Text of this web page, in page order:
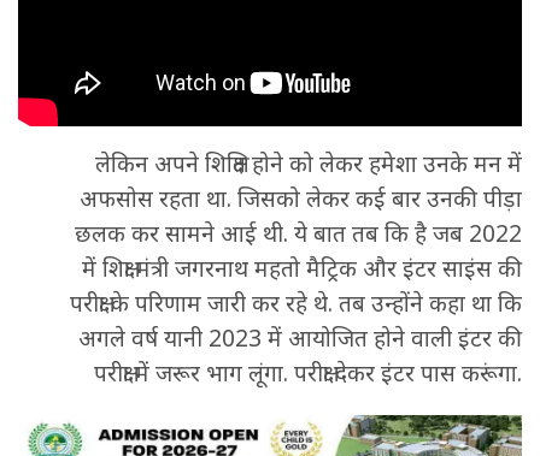
लेकिन अपने शिक्षित होने को लेकर हमेशा उनके मन में
अफसोस रहता था. जिसको लेकर कई बार उनकी पीड़ा
छलक कर सामने आई थी. ये बात तब कि है जब 2022
में शिक्षा मंत्री जगरनाथ महतो मैट्रिक और इंटर साइंस की
परीक्षा के परिणाम जारी कर रहे थे. तब उन्होंने कहा था कि
अगले वर्ष यानी 2023 में आयोजित होने वाली इंटर की
परीक्षा में जरूर भाग लूंगा. परीक्षा देकर इंटर पास करूंगा.